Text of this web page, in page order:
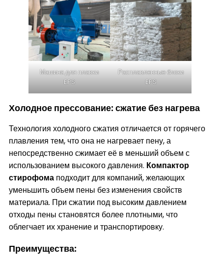
Машина для плавки
EPS
Расплавленные блоки
EPS
Холодное прессование: сжатие без нагрева
Технология холодного сжатия отличается от горячего
плавления тем, что она не нагревает пену, а
непосредственно сжимает её в меньший объем с
использованием высокого давления. Компактор
стирофома подходит для компаний, желающих
уменьшить объем пены без изменения свойств
материала. При сжатии под высоким давлением
отходы пены становятся более плотными, что
облегчает их хранение и транспортировку.
Преимущества: